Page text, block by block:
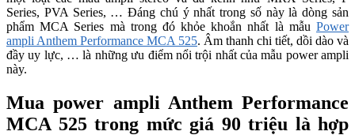
Series, PVA Series, … Đáng chú ý nhất trong số này là dòng sản
phẩm MCA Series mà trong đó khỏe khoắn nhất là mẫu Power
ampli Anthem Performance MCA 525. Âm thanh chi tiết, dồi dào và
đầy uy lực, … là những ưu điểm nổi trội nhất của mẫu power ampli
này.
Mua power ampli Anthem Performance
MCA 525 trong mức giá 90 triệu là hợp